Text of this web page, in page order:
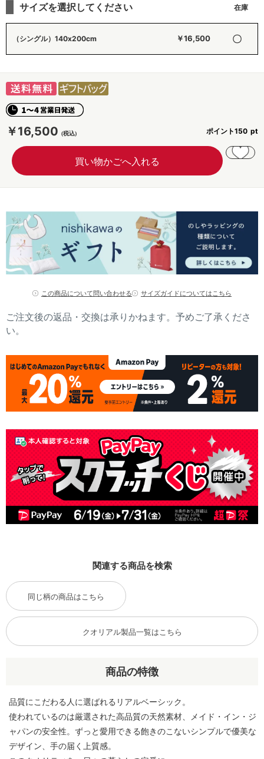
￥16,500 ポイント150
サイズを選択してください
（シングル）140x200cm ￥16,500 〇
この商品について問い合わせる サイズガイドについてはこちら
ご注文後の返品・交換は承りかねます。予めご了承くださ
い。
商品の特徴
品質にこだわる人に選ばれるリアルベーシック。
使われているのは厳選された高品質の天然素材、メイド・イン・ジ
ャパンの安全性。ずっと愛用できる飽きのこないシンプルで優美な
デザイン、手の届く上質感。
関連する商品を検索
同じ柄の商品はこちら
クオリアル製品一覧はこちら